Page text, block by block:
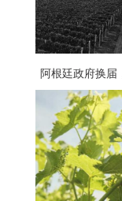
阿根廷政府换届